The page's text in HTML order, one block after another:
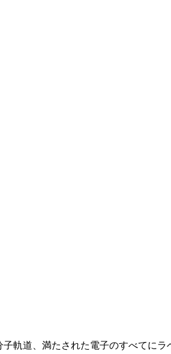
軌道、満たされた電子のすべてにラ